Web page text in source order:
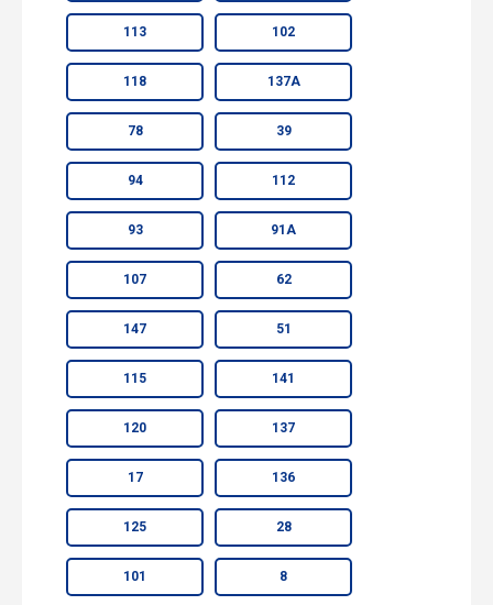
113 102
118 137А
78 39
94 112
93 91А
107 62
147 51
115 141
120 137
17 136
125 28
101 8